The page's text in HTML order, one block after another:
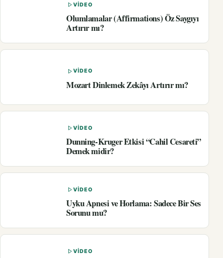
VIDEO
Olumlamalar (Affirmations) Öz Saygıyı
Artırır mı?
VIDEO
Mozart Dinlemek Zekâyı Artırır mı?
VIDEO
Dunning-Kruger Etkisi “Cahil Cesareti”
Demek midir?
VIDEO
Uyku Apnesi ve Horlama: Sadece Bir Ses
Sorunu mu?
VIDEO